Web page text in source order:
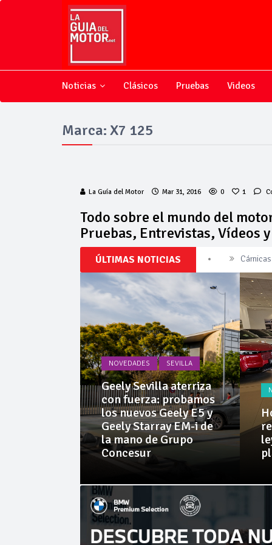
Noticias Clásicos Pruebas Videos
Marca: X7 125
La Guía del Motor Mar 31, 2016 0 1
Todo sobre el mundo del
Pruebas, Entrevistas, Vídeos
ÚLTIMAS NOTICIAS
La
Invercar
NOVEDADES SEVILLA
Geely Sevilla aterriza
con fuerza: probamos
los nuevos Geely E5 y
Geely Starray EM-i de
la mano de Grupo
Concesur